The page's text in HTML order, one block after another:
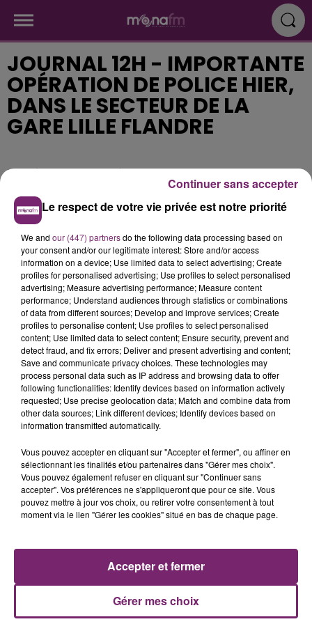
JOURNAL 12H - IMPORTANTE
OPÉRATION DE POLICE HIER,
DANS LE SECTEUR DE LA
GARE LILLE FLANDRE
Publié : 11 mars 2020 à 11h15
ACTUS RADIO
PODCASTS
Plan du site Mentions légales
Le respect de votre vie privée est notre priorité
We and our (447) partnersdo the following data processing based on
your consent and/or our legitimate interest: Store and/or access
information on a device; Use limited data to select advertising; Create
profiles for personalised advertising; Use profiles to select personalised
advertising; Measure advertising performance; Measure content
performance; Understand audiences through statistics or combinations
of data from different sources; Develop and improve services; Create
profiles to personalise content; Use profiles to select personalised
content; Use limited data to select content; Ensure security, prevent and
detect fraud, and fix errors; Deliver and present advertising and content;
Save and communicate privacy choices. These technologies may
process personal data such as IP address and browsing data to offer
following functionalities: Identify devices based on information actively
requested; Use precise geolocation data; Match and combine data from
other data sources; Link different devices; Identify devices based on
information transmitted automatically.
Vous pouvez accepter en cliquant sur "Accepter et fermer", ou affiner en
sélectionnant les finalités et/ou partenaires dans "Gérer mes choix".
Vous pouvez également refuser en cliquant sur "Continuer sans
accepter". Vos préférences ne s'appliqueront que pour ce site. Vous
pouvez mettre à jour vos choix, ou retirer votre consentement à tout
moment via le lien "Gérer les cookies" situé en bas de chaque page.
Gérer mes choix
Accepter et fermer
Continuer sans accepter